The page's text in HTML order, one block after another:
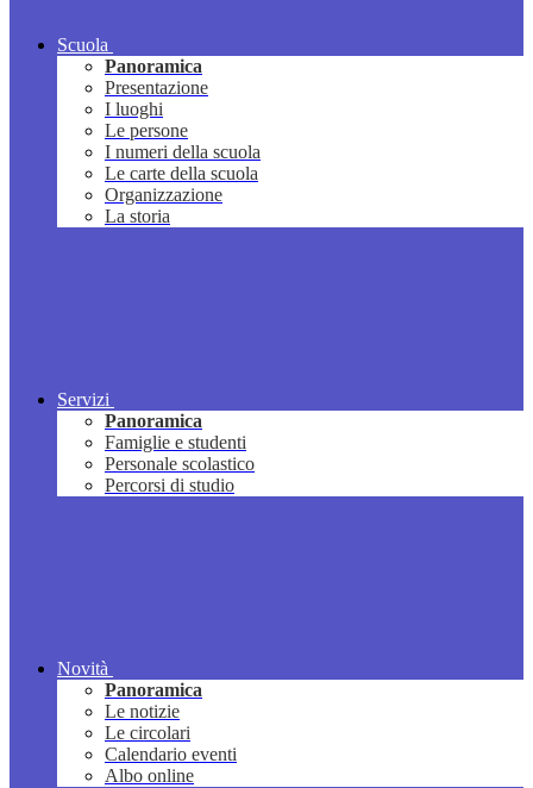
Scuola
Panoramica
Presentazione
I luoghi
Le persone
I numeri della scuola
Le carte della scuola
Organizzazione
La storia
Servizi
Panoramica
Famiglie e studenti
Personale scolastico
Percorsi di studio
Novità
Panoramica
Le notizie
Le circolari
Calendario eventi
Albo online